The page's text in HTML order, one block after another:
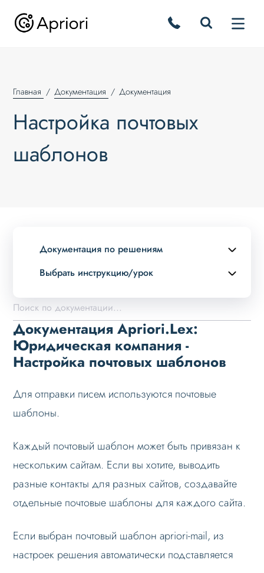
Главная Документация Документация
Настройка почтовых
шаблонов
Документация по решениям
Выбрать инструкцию/урок
Описание курса
Возможности
Примеры страниц
Установка и обновление
Дизайн
Слайдер
Мультирегиональность
Меню сайта
Блоки / секции сайта
Личный кабинет
Формы и коммуникации
Документация Apriori.Lex:
Юридическая компания -
Настройка почтовых шаблонов
Для отправки писем используются почтовые
шаблоны.
Каждый почтовый шаблон может быть привязан к
нескольким сайтам. Если вы хотите, выводить
разные контакты для разных сайтов, создавайте
отдельные почтовые шаблоны для каждого сайта.
Если выбран почтовый шаблон apriori-mail, из
настроек решения автоматически подставляется